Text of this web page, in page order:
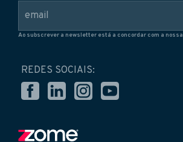
Ao subscrever a newsletter está a concordar com a nossa
REDES SOCIAIS: